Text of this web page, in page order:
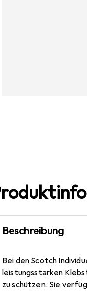
Beschreibung
Bei den Scotch
leistungsstarken
zu schützen. Sie